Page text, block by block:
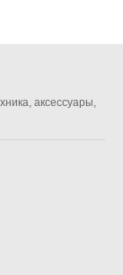
аксессуары,